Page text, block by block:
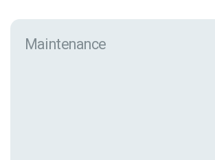
Maintenance